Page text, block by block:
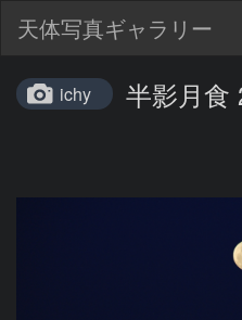
天体写真ギャラリー
ichy 半影月食